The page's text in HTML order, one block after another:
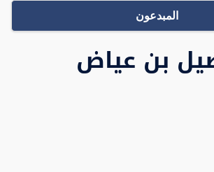
المبدعون